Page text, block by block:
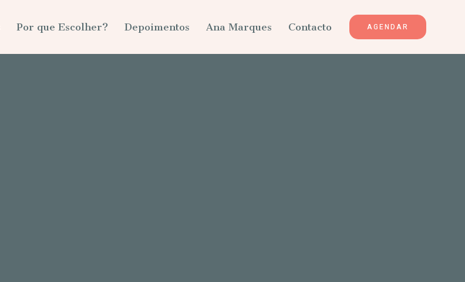
Por que Escolher? Depoimentos Ana Marques Contacto AGENDAR